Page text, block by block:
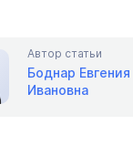
Автор статьи
Боднар Евгения
Ивановна